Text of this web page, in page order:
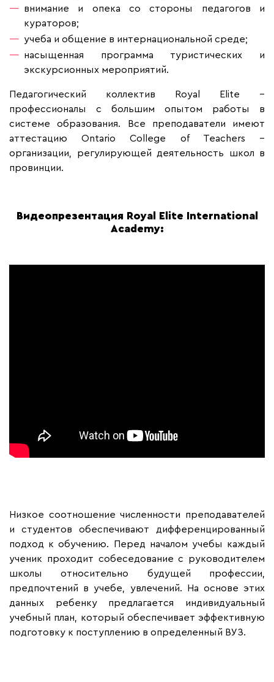
внимание и опека со стороны педагогов и
кураторов;
учеба и общение в интернациональной среде;
насыщенная программа туристических и
экскурсионных мероприятий.
Педагогический коллектив Royal Elite –
профессионалы с большим опытом работы в
системе образования. Все преподаватели имеют
аттестацию Ontario College of Teachers –
организации, регулирующей деятельность школ в
провинции.
Видеопрезентация Royal Elite International
Academy:
Низкое соотношение численности преподавателей
и студентов обеспечивают дифференцированный
подход к обучению. Перед началом учебы каждый
ученик проходит собеседование с руководителем
школы относительно будущей профессии,
предпочтений в учебе, увлечений. На основе этих
данных ребенку предлагается индивидуальный
учебный план, который обеспечивает эффективную
подготовку к поступлению в определенный ВУЗ.